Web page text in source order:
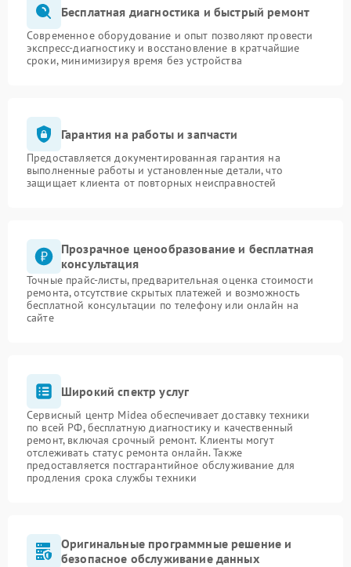
Бесплатная диагностика и быстрый ремонт
Современное оборудование и опыт позволяют провести
экспресс-диагностику и восстановление в кратчайшие
сроки, минимизируя время без устройства
Гарантия на работы и запчасти
Предоставляется документированная гарантия на
выполненные работы и установленные детали, что
защищает клиента от повторных неисправностей
Прозрачное ценообразование и бесплатная
консультация
Точные прайс-листы, предварительная оценка стоимости
ремонта, отсутствие скрытых платежей и возможность
бесплатной консультации по телефону или онлайн на
сайте
Широкий спектр услуг
Сервисный центр Midea обеспечивает доставку техники
по всей РФ, бесплатную диагностику и качественный
ремонт, включая срочный ремонт. Клиенты могут
отслеживать статус ремонта онлайн. Также
предоставляется постгарантийное обслуживание для
продления срока службы техники
Оригинальные программные решение и
безопасное обслуживание данных